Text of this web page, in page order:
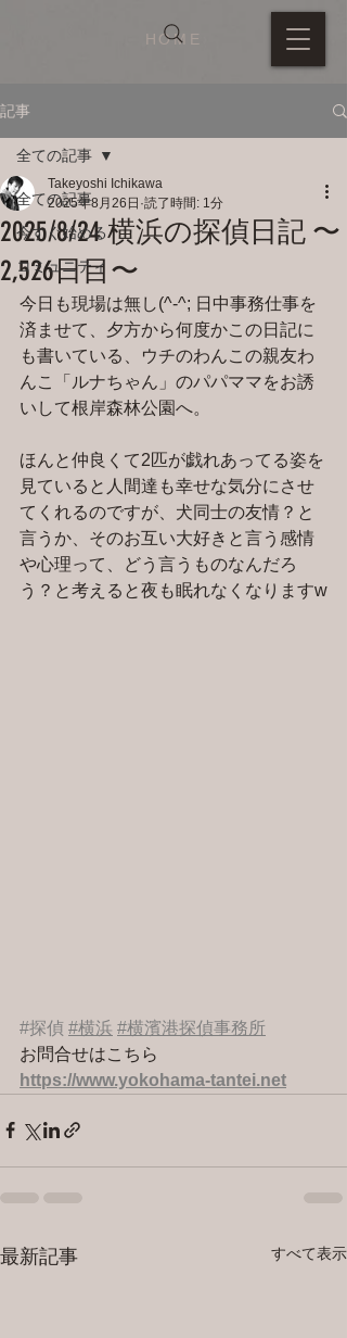
HOME
記事
全ての記事
今すぐ始める
コミュニティ
全ての記事
2025/8/24 横浜の探偵日記 〜
2,526日目〜
Takeyoshi Ichikawa
2025年8月26日 読了時間: 1分
今日も現場は無し(^-^; 日中事務仕事を
済ませて、夕方から何度かこの日記に
も書いている、ウチのわんこの親友わ
んこ「ルナちゃん」のパパママをお誘
いして根岸森林公園へ。
ほんと仲良くて2匹が戯れあってる姿を
見ていると人間達も幸せな気分にさせ
てくれるのですが、犬同士の友情？と
言うか、そのお互い大好きと言う感情
や心理って、どう言うものなんだろ
う？と考えると夜も眠れなくなりますw
#探偵 #横浜 #横濱港探偵事務所
お問合せはこちら
https://www.yokohama-tantei.net
最新記事 すべて表示